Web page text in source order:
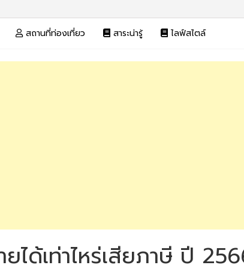
สถานที่ท่องเที่ยว สาระน่ารู้ ไลฟ์สไตล์
ได้เท่าไหร่เสียภาษี ปี